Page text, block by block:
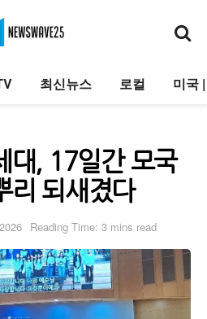
최신뉴스 로컬 미국
대, 17일간 모국
리 되새겼다
Reading Time: 3 mins read